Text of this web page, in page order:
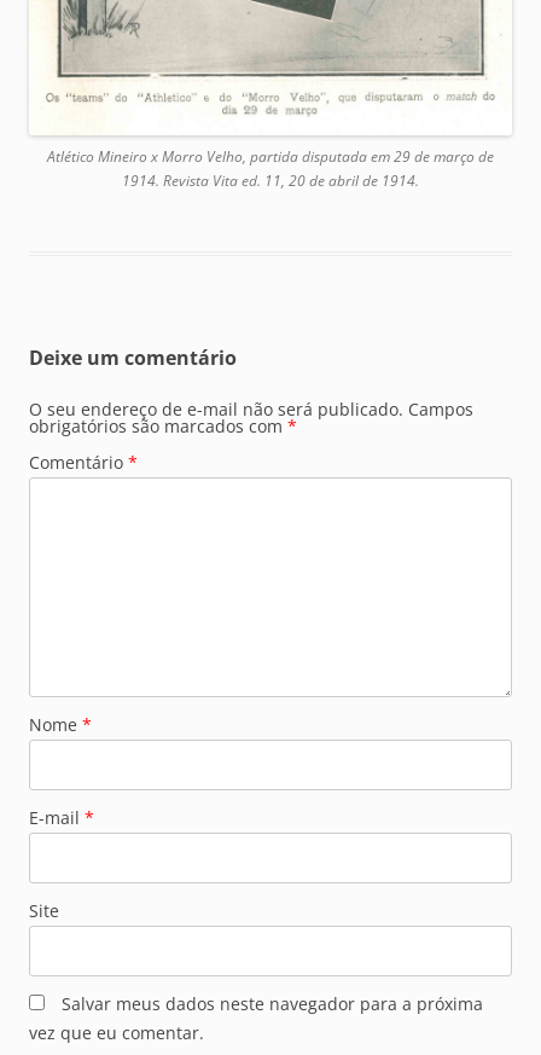
Atlético Mineiro x Morro Velho, partida disputada em 29 de março de
1914. Revista Vita ed. 11, 20 de abril de 1914.
Deixe um comentário
O seu endereço de e-mail não será publicado. Campos
obrigatórios são marcados com *
Comentário *
Nome *
E-mail *
Site
Salvar meus dados neste navegador para a próxima
vez que eu comentar.